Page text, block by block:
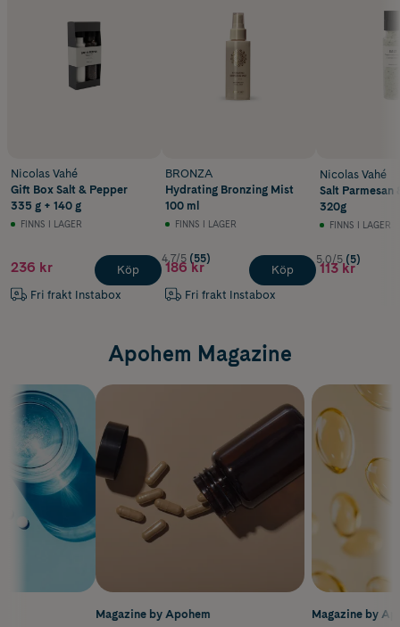
Nicolas Vahé
Gift Box Salt & Pepper
335 g + 140 g
FINNS I LAGER
236 kr
Fri frakt Instabox
Köp
BRONZA
Hydrating Bronzing Mist
100 ml
FINNS I LAGER
4.7/5 (55)
186 kr
Fri frakt Instabox
Köp
Nicolas Vahé
Salt Parmesan
320g
FINNS I LAGER
5.0/5 (5)
113 kr
Apohem Magazine
Magazine by
Magazine by Apohem